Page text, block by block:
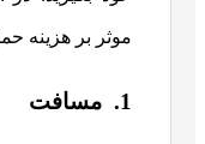
موثر بر هزینه
1. مسافت